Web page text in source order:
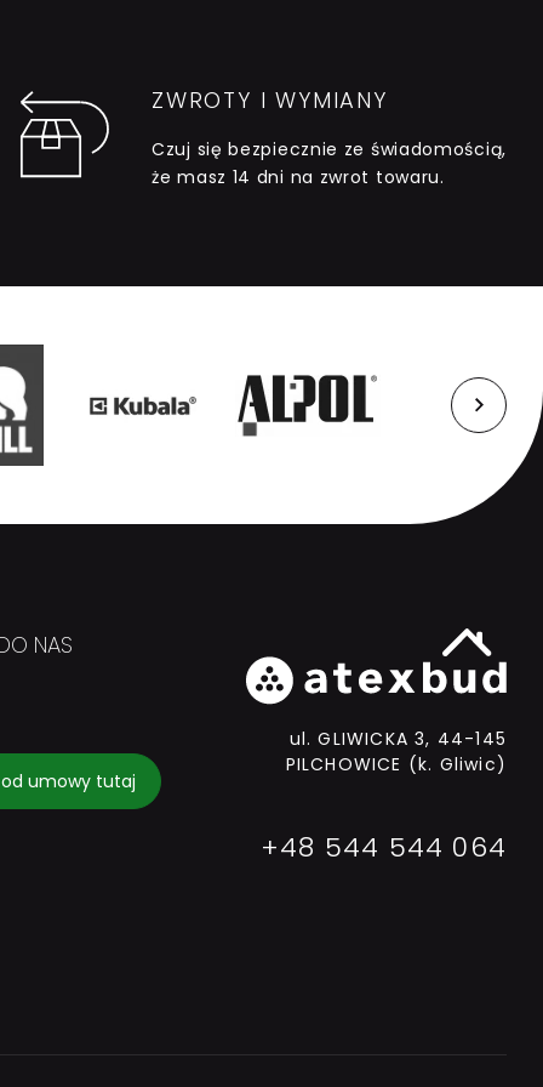
ZWROTY I WYMIANY
Czuj się bezpiecznie ze świadomością,
że masz 14 dni na zwrot towaru.
NAS
umowy tutaj
ul. GLIWICKA 3, 44-145
PILCHOWICE (k. Gliwic)
+48 544 544 064